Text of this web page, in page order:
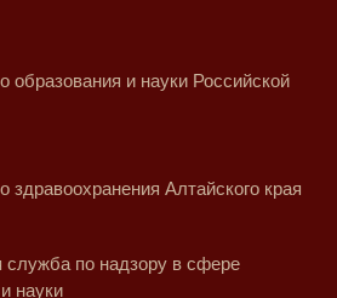
образования и науки Российской
здравоохранения Алтайского края
служба по надзору в сфере
науки